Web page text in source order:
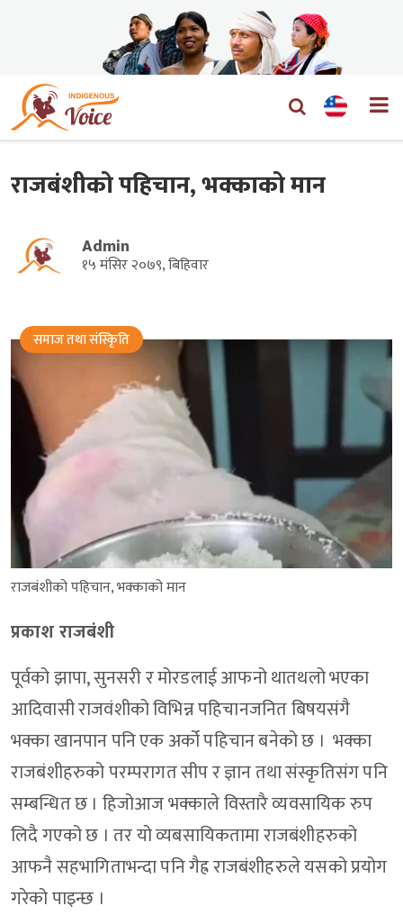
राजबंशीको पहिचान, भक्काको मान
Admin
१५ मंसिर २०७९, बिहिवार
समाज तथा संस्किृति
राजबंशीको पहिचान, भक्काको मान
प्रकाश राजबंशी
पूर्वको झापा, सुनसरी र मोरडलाई आफनो थातथलो भएका
आदिवासी राजवंशीको विभिन्न पहिचानजनित बिषयसंगै
भक्का खानपान पनि एक अर्को पहिचान बनेको छ । भक्का
राजबंशीहरुको परम्परागत सीप र ज्ञान तथा संस्कृतिसंग पनि
सम्बन्धित छ । हिजोआज भक्काले विस्तारै व्यवसायिक रुप
लिदै गएको छ । तर यो व्यबसायिकतामा राजबंशीहरुको
आफनै सहभागिताभन्दा पनि गैह्र राजबंशीहरुले यसको प्रयोग
गरेको पाइन्छ ।